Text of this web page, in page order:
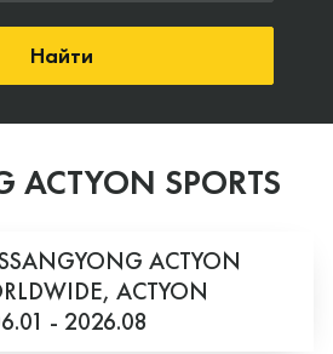
Найти
ACTYON SPORTS
ACTYON
ACTYON
- 2026.08